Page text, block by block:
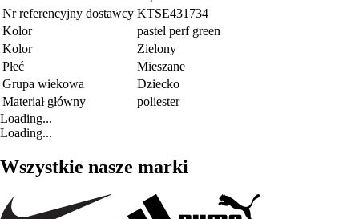
Nr referencyjny dostawcy KTSE431734
Kolor
pastel perf green
Kolor
Zielony
Płeć
Mieszane
Grupa wiekowa
Dziecko
Materiał główny
poliester
Loading...
Loading...
Wszystkie nasze marki